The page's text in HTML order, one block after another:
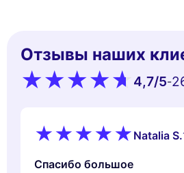
Отзывы наших
4,7/5-
Natalia S.
Спасибо большое